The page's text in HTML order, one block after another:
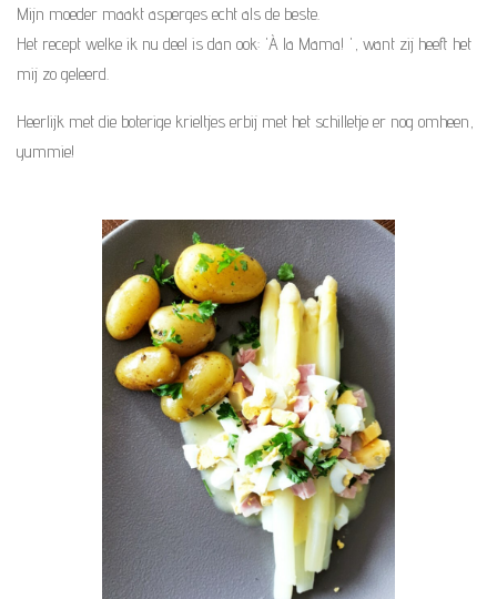
r
e
n
Mijn moeder maakt asperges echt als de beste.
Het recept welke ik nu deel is dan ook: 'À la Mama! ', want zij heeft het
mij zo geleerd.
Heerlijk met die boterige krieltjes erbij met het schilletje er nog omheen,
yummie!